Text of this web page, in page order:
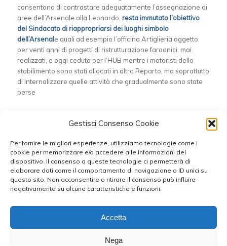
Gestisci Consenso Cookie
Per fornire le migliori esperienze, utilizziamo tecnologie come i
cookie per memorizzare e/o accedere alle informazioni del
dispositivo. Il consenso a queste tecnologie ci permetterà di
elaborare dati come il comportamento di navigazione o ID unici su
questo sito. Non acconsentire o ritirare il consenso può influire
negativamente su alcune caratteristiche e funzioni.
Accetta
Nega
consentono di contrastare adeguatamente l’assegnazione di
aree dell’Arsenale alla Leonardo, resta immutato l’obiettivo
del Sindacato di riappropriarsi dei luoghi simbolo
dell’Arsenale quali ad esempio l’officina Artiglieria oggetto
per venti anni di progetti di ristrutturazione faraonici, mai
realizzati, e oggi ceduta per l’HUB mentre i motoristi dello
stabilimento sono stati allocati in altro Reparto, ma soprattutto
di internalizzare quelle attività che gradualmente sono state
perse
Condividi questo articolo
RESPONSABILE DELLA COMUNICAZIONE: Antonello Corigliano - WEB